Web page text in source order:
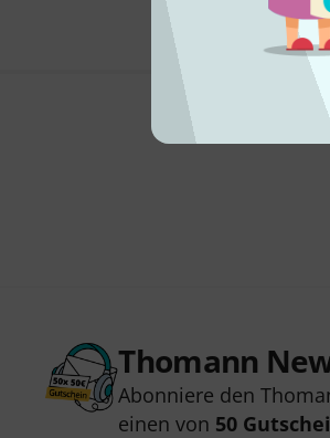
Thomann
Abonniere den
einen von 50